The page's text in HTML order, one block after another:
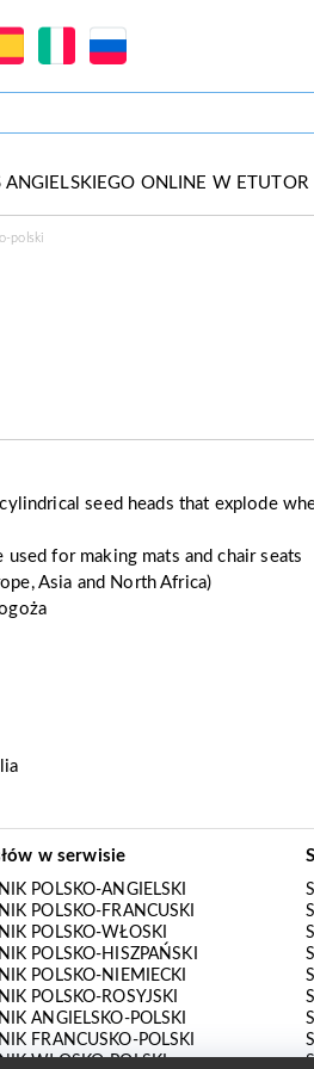
ANGIELSKIEGO ONLINE W ETUTOR
polski
seed heads that explode
for making mats and chair seats
Asia and North Africa)
w serwisie
POLSKO-ANGIELSKI
POLSKO-FRANCUSKI
POLSKO-WŁOSKI
POLSKO-HISZPAŃSKI
POLSKO-NIEMIECKI
POLSKO-ROSYJSKI
ANGIELSKO-POLSKI
FRANCUSKO-POLSKI
WŁOSKO-POLSKI